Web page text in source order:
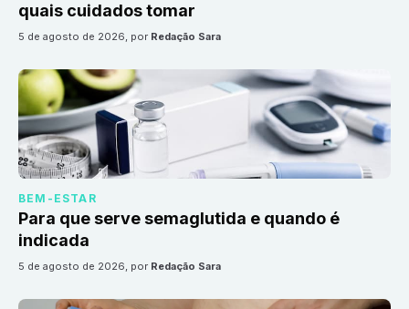
quais cuidados tomar
5 de agosto de 2026, por Redação Sara
BEM-ESTAR
Para que serve semaglutida e quando é
indicada
5 de agosto de 2026, por Redação Sara